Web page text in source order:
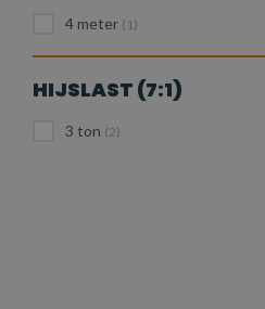
4 meter (1)
HIJSLAST (7:1)
3 ton (2)